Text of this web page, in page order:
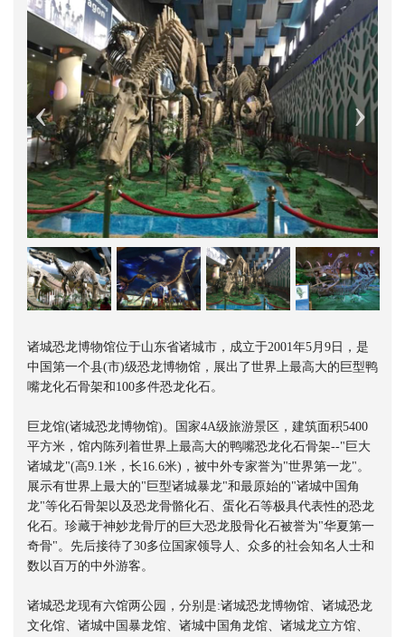
诸城恐龙博物馆位于山东省诸城市，成立于2001年5月9日，是
中国第一个县(市)级恐龙博物馆，展出了世界上最高大的巨型鸭
嘴龙化石骨架和100多件恐龙化石。
巨龙馆(诸城恐龙博物馆)。国家4A级旅游景区，建筑面积5400
平方米，馆内陈列着世界上最高大的鸭嘴恐龙化石骨架--"巨大
诸城龙"(高9.1米，长16.6米)，被中外专家誉为"世界第一龙"。
展示有世界上最大的"巨型诸城暴龙"和最原始的"诸城中国角
龙"等化石骨架以及恐龙骨骼化石、蛋化石等极具代表性的恐龙
化石。珍藏于神妙龙骨厅的巨大恐龙股骨化石被誉为"华夏第一
奇骨"。先后接待了30多位国家领导人、众多的社会知名人士和
数以百万的中外游客。
诸城恐龙现有六馆两公园，分别是:诸城恐龙博物馆、诸城恐龙
文化馆、诸城中国暴龙馆、诸城中国角龙馆、诸城龙立方馆、